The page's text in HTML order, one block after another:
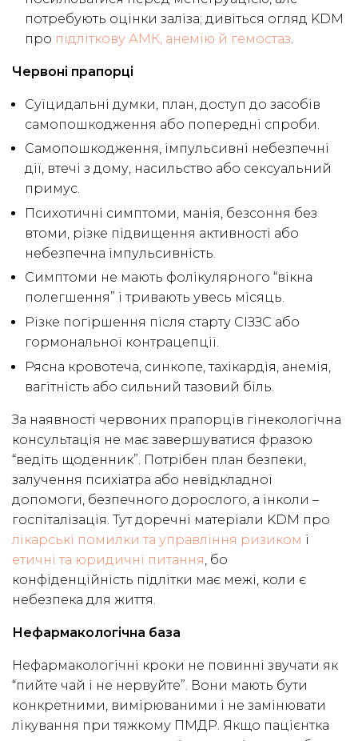
потребують оцінки заліза; дивіться огляд KDM
про підліткову АМК, анемію й гемостаз
Червоні прапорці
Суїцидальні думки, план, доступ до засобів
самопошкодження або попередні спроби.
Самопошкодження, імпульсивні небезпечні
дії, втечі з дому, насильство або сексуальний
примус.
Психотичні симптоми, манія, безсоння без
втоми, різке підвищення активності або
небезпечна імпульсивність.
Симптоми не мають фолікулярного “вікна
полегшення” і тривають увесь місяць.
Різке погіршення після старту СІЗЗС або
гормональної контрацепції.
Рясна кровотеча, синкопе, тахікардія, анемія,
вагітність або сильний тазовий біль.
За наявності червоних прапорців гінекологічна
консультація не має завершуватися фразою
“ведіть щоденник”. Потрібен план безпеки,
залучення психіатра або невідкладної
допомоги, безпечного дорослого, а інколи –
госпіталізація. Тут доречні матеріали KDM про
лікарські помилки та управління ризиком і
етичні та юридичні питання , бо
конфіденційність підлітки має межі, коли є
небезпека для життя.
Нефармакологічна база
Нефармакологічні кроки не повинні звучати як
“пийте чай і не нервуйте”. Вони мають бути
конкретними, вимірюваними і не замінювати
лікування при тяжкому ПМДР. Якщо пацієнтка